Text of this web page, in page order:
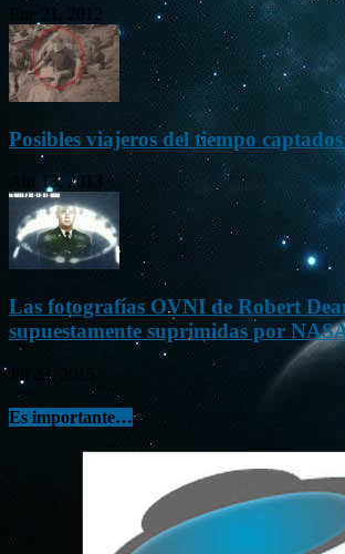
Ene 21, 2012
Posibles viajeros del tiempo
Abr 13, 2013
Las fotografías OVNI de Robert
supuestamente suprimidas por
Jul 23, 2015
Es importante…